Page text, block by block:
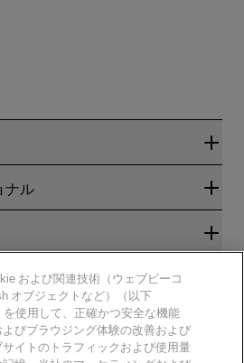
テル
ナル
約
および関連技術（ウェブビーコ
オブジェクトなど）（以下
を使用して、正確かつ安全な機能
びブラウジング体験の改善および
イトのトラフィックおよび使用量